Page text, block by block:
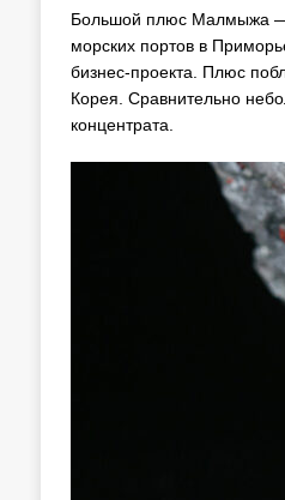
Большой плюс Малмыжа —
морских портов в
бизнес-проекта. Плюс
Корея. Сравнительно
концентрата.